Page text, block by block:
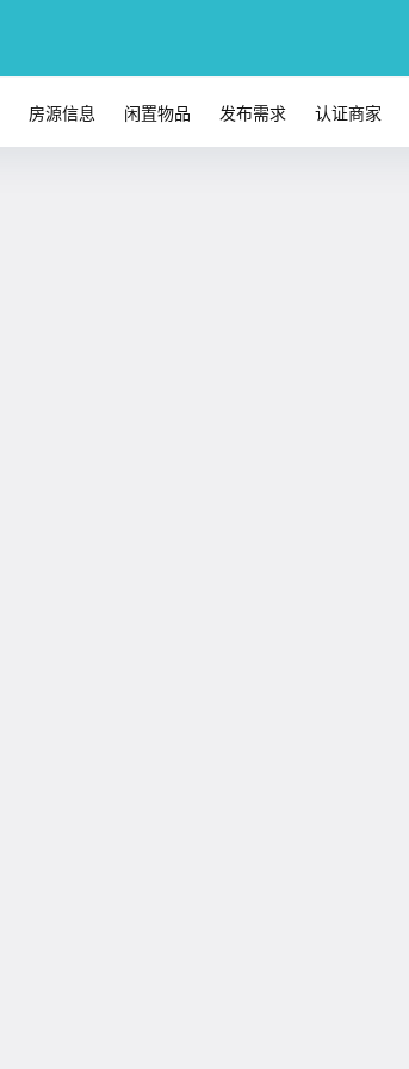
房源信息 闲置物品 发布需求 认证商家